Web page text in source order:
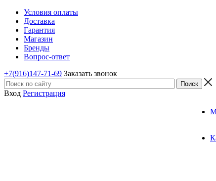
Условия оплаты
Доставка
Гарантия
Магазин
Бренды
Вопрос-ответ
+7(916)147-71-69 Заказать звонок
Вход Регистрация